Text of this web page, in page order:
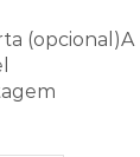
(opcional)A